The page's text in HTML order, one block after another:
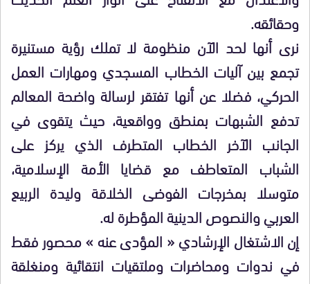
وحقائقه.
نرى أنها لحد الآن منظومة لا تملك رؤية مستنيرة
تجمع بين آليات الخطاب المسجدي ومهارات العمل
الحركي، فضلا عن أنها تفتقر لرسالة واضحة المعالم
تدفع الشبهات بمنطق وواقعية، حيث يتقوى في
الجانب الآخر الخطاب المتطرف الذي يركز على
الشباب المتعاطف مع قضايا الأمة الإسلامية،
متوسلا بمخرجات الفوضى الخلاقة وليدة الربيع
العربي والنصوص الدينية المؤطرة له.
إن الاشتغال الإرشادي « المؤدى عنه » محصور فقط
في ندوات ومحاضرات وملتقيات انتقائية ومنغلقة